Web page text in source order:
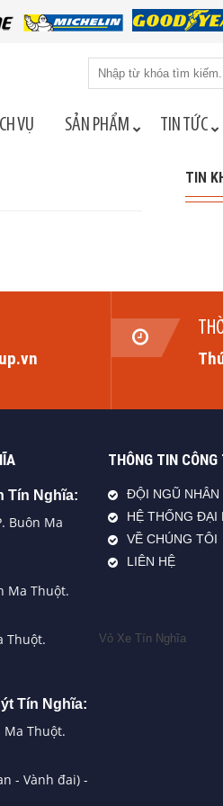
kiếm
VỤ SẢN PHẨM TIN TỨC
TIN
Tín Nghĩa:
Buôn Ma
Ma Thuột.
Thuột.
Tín Nghĩa:
Ma Thuột.
- Vành đai) -
THÔNG TIN CÔNG
ĐỘI NGŨ NHÂN
HỆ THỐNG ĐẠI
VỀ CHÚNG TÔI
LIÊN HỆ
Vỏ Xe Tín Nghĩa